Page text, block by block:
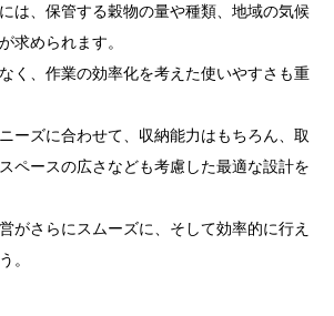
は、保管する穀物の量や種類、地域の気候
求められます。
く、作業の効率化を考えた使いやすさも重
ーズに合わせて、収納能力はもちろん、取
ペースの広さなども考慮した最適な設計を
がさらにスムーズに、そして効率的に行え
。